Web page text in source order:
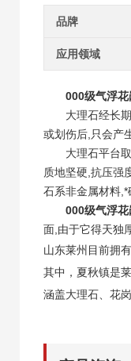
品牌
应用领域
000级气浮花
大理石经长
或划伤后,只会产
大理石平台
质地坚硬,抗压强
石系非金属材料
000级气浮花
面,由于它得天独
山东莱州目前拥
其中，夏秋镇是
涵盖大理石、花